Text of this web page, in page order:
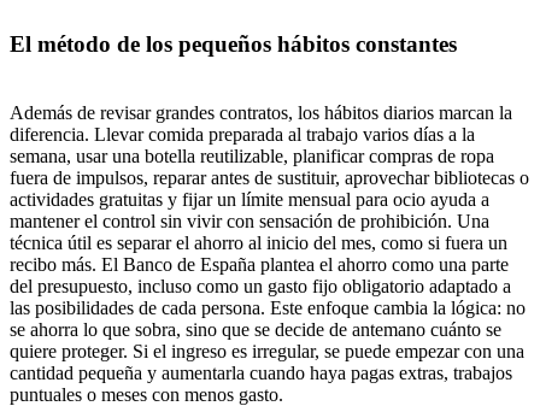
El método de los pequeños hábitos constantes
Además de revisar grandes contratos, los hábitos diarios marcan la
diferencia. Llevar comida preparada al trabajo varios días a la
semana, usar una botella reutilizable, planificar compras de ropa
fuera de impulsos, reparar antes de sustituir, aprovechar bibliotecas o
actividades gratuitas y fijar un límite mensual para ocio ayuda a
mantener el control sin vivir con sensación de prohibición. Una
técnica útil es separar el ahorro al inicio del mes, como si fuera un
recibo más. El Banco de España plantea el ahorro como una parte
del presupuesto, incluso como un gasto fijo obligatorio adaptado a
las posibilidades de cada persona. Este enfoque cambia la lógica: no
se ahorra lo que sobra, sino que se decide de antemano cuánto se
quiere proteger. Si el ingreso es irregular, se puede empezar con una
cantidad pequeña y aumentarla cuando haya pagas extras, trabajos
puntuales o meses con menos gasto.